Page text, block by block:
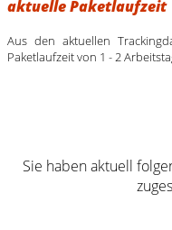
aktuelle Paketlaufzeit
Aus den aktuellen
Paketlaufzeit von 1 - 2
Sie haben aktuell